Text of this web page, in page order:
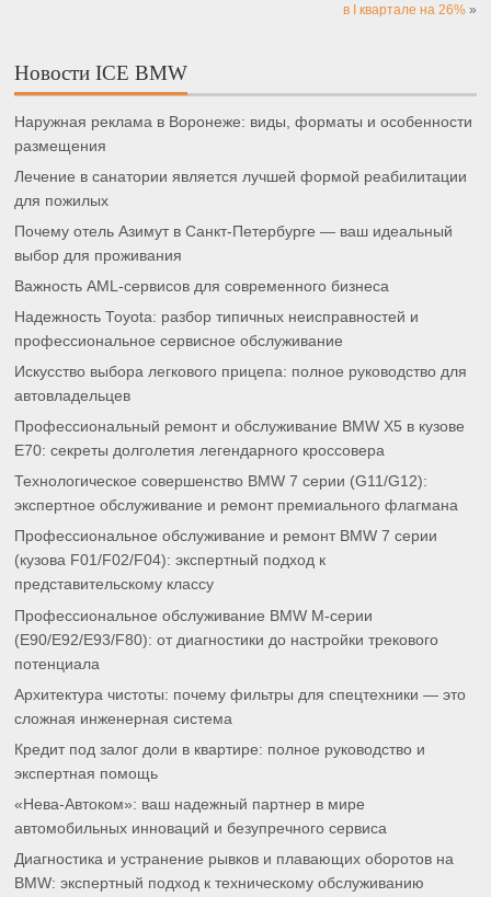
в I квартале на 26%»
Новости ICE BMW
Наружная реклама в Воронеже: виды, форматы и особенности
размещения
Лечение в санатории является лучшей формой реабилитации
для пожилых
Почему отель Азимут в Санкт-Петербурге — ваш идеальный
выбор для проживания
Важность AML-сервисов для современного бизнеса
Надежность Toyota: разбор типичных неисправностей и
профессиональное сервисное обслуживание
Искусство выбора легкового прицепа: полное руководство для
автовладельцев
Профессиональный ремонт и обслуживание BMW X5 в кузове
E70: секреты долголетия легендарного кроссовера
Технологическое совершенство BMW 7 серии (G11/G12):
экспертное обслуживание и ремонт премиального флагмана
Профессиональное обслуживание и ремонт BMW 7 серии
(кузова F01/F02/F04): экспертный подход к
представительскому классу
Профессиональное обслуживание BMW M-серии
(E90/E92/E93/F80): от диагностики до настройки трекового
потенциала
Архитектура чистоты: почему фильтры для спецтехники — это
сложная инженерная система
Кредит под залог доли в квартире: полное руководство и
экспертная помощь
«Нева-Автоком»: ваш надежный партнер в мире
автомобильных инноваций и безупречного сервиса
Диагностика и устранение рывков и плавающих оборотов на
BMW: экспертный подход к техническому обслуживанию